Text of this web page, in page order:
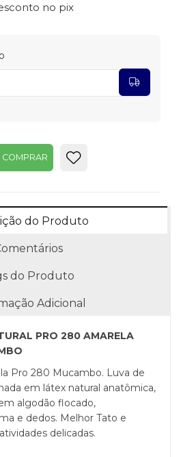
no pix
COMPRAR
do Produto
do Produto
Adicional
PRO 280 AMARELA
Pro 280 Mucambo. Luva de
em látex natural anatômica,
algodão flocado,
e dedos. Melhor Tato e
delicadas.